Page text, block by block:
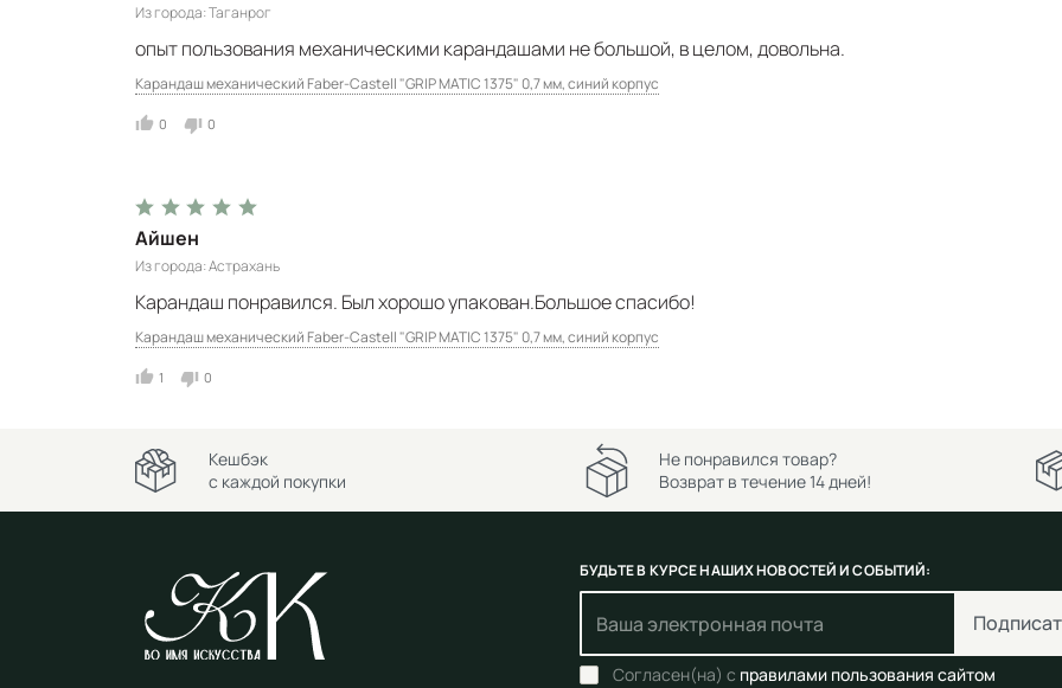
Из города Таганрог
опыт пользования механическими карандашами не большой, в целом, довольна.
Карандаш механический Faber-Castell "GRIP MATIC 1375" 0,7 мм, синий корпус
0 0
Айшен
Из города Астрахань
Карандаш понравился. Был хорошо упакован.Большое спасибо!
Карандаш механический Faber-Castell "GRIP MATIC 1375" 0,7 мм, синий корпус
1 0
Кешбэк
с каждой покупки
Не понравился товар?
Возврат в течение 14 дней!
БУДЬТЕ В КУРСЕ НАШИХ НОВОСТЕЙ И СОБЫТИЙ:
Согласен(на) с правилами пользования сайтом